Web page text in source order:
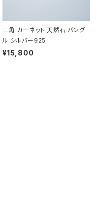
三角 ガーネット 天然石 バング
ル シルバー925
¥15,800